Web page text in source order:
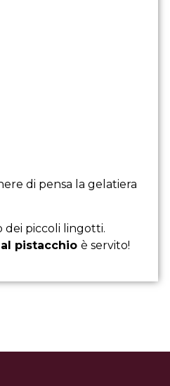
di pensa la gelatiera
dei piccoli lingotti.
pistacchio è servito!